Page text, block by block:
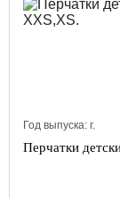
Год выпуска: г.
Перчатки